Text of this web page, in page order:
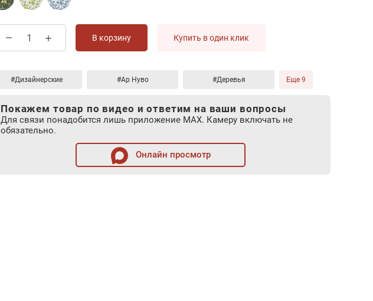
В корзину Купить в один клик
#Дизайнерские #Ар Нуво #Деревья Еще 9
Покажем товар по видео и ответим на ваши вопросы
Для связи понадобится лишь приложение MAX. Камеру включать не
обязательно.
Онлайн просмотр